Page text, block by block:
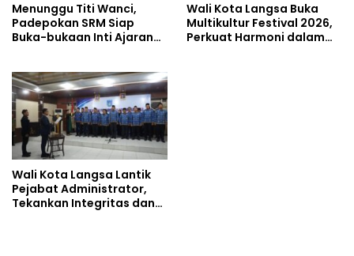
Menunggu Titi Wanci,
Padepokan SRM Siap
Buka-bukaan Inti Ajaran
Nusantara 2026
Wali Kota Langsa Buka
Multikultur Festival 2026,
Perkuat Harmoni dalam
Wali Kota Langsa Lantik
Pejabat Administrator,
Tekankan Integritas dan